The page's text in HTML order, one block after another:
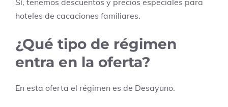
Sí, tenemos descuentos y precios especiales para
hoteles de cacaciones familiares.
¿Qué tipo de régimen
entra en la oferta?
En esta oferta el régimen es de Desayuno.